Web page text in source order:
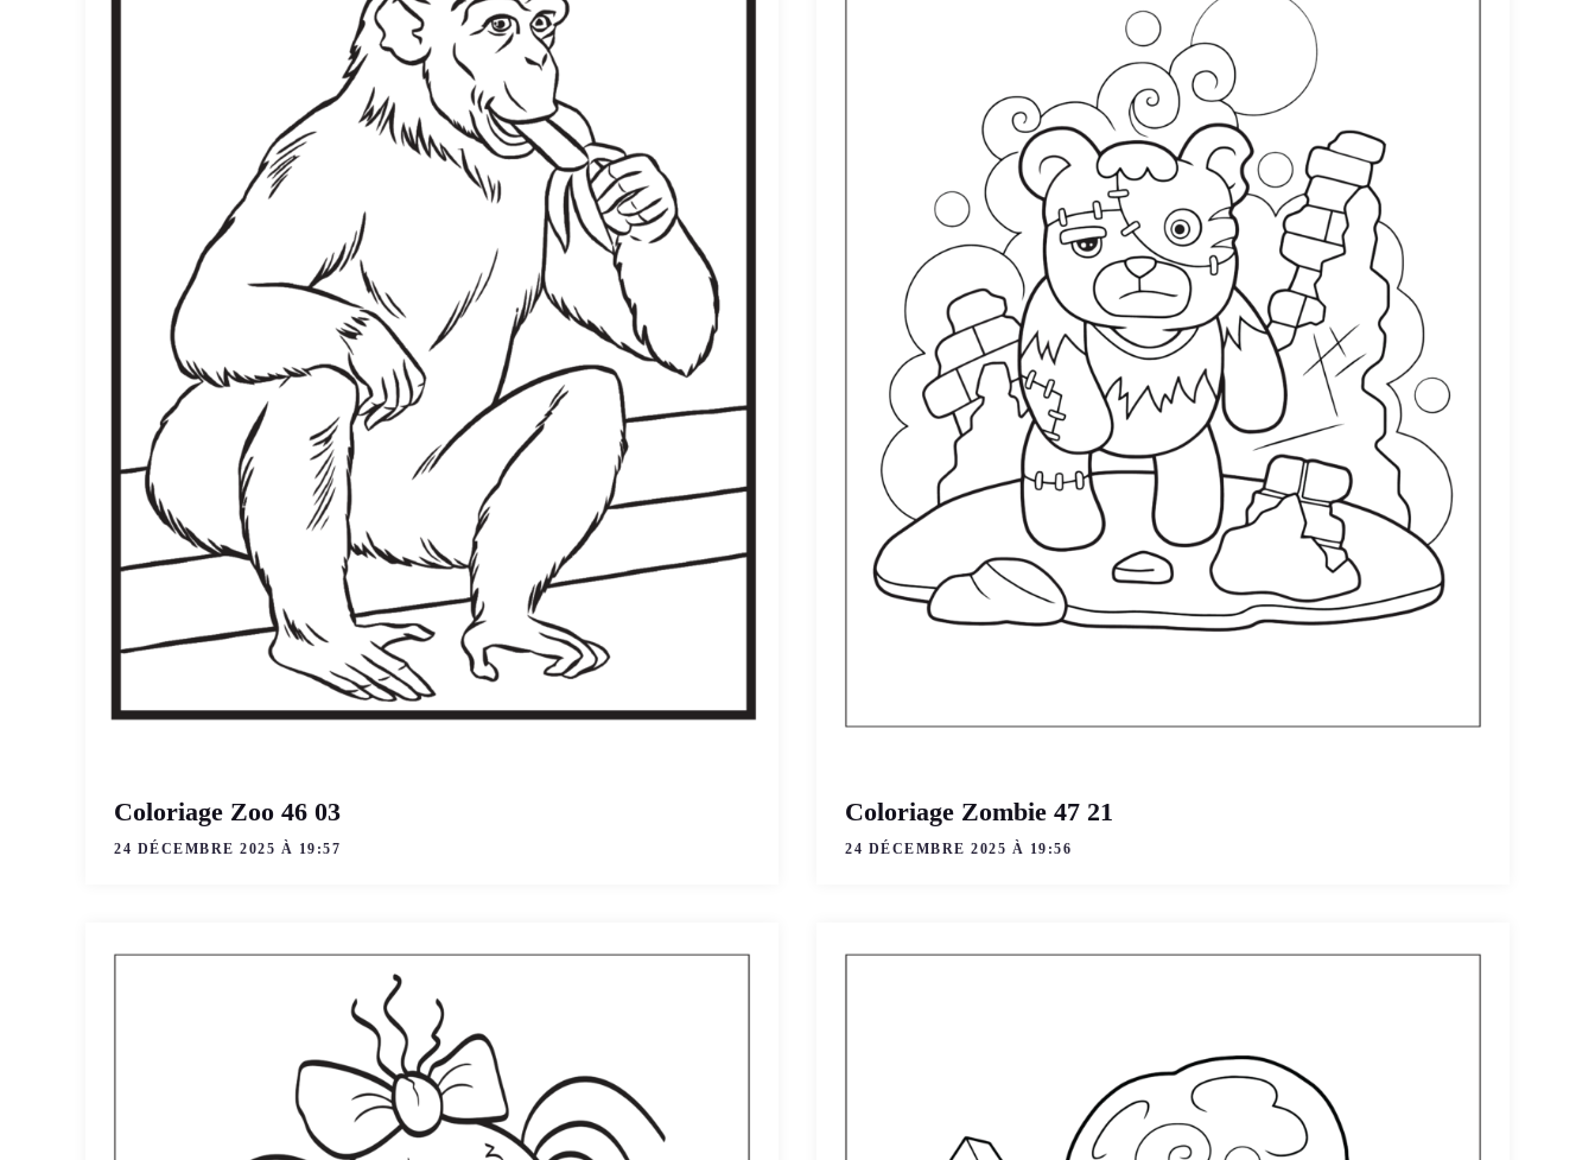
Coloriage Zoo 46 03
24 DÉCEMBRE 2025 À 19:57
Coloriage Zombie 47 21
24 DÉCEMBRE 2025 À 19:56